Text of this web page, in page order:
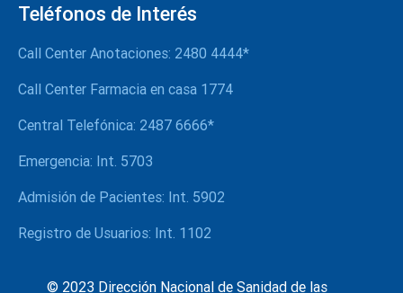
Teléfonos de Interés
Call Center Anotaciones: 2480 4444*
Call Center Farmacia en casa 1774
Central Telefónica: 2487 6666*
Emergencia: Int. 5703
Admisión de Pacientes: Int. 5902
Registro de Usuarios: Int. 1102
© 2023 Dirección Nacional de Sanidad de las